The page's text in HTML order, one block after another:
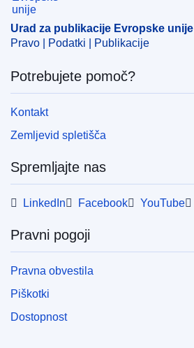
Urad za publikacije Evropske unije
Pravo | Podatki | Publikacije
Potrebujete pomoč?
Kontakt
Zemljevid spletišča
Spremljajte nas
LinkedIn Facebook YouTube
Pravni pogoji
Pravna obvestila
Piškotki
Dostopnost